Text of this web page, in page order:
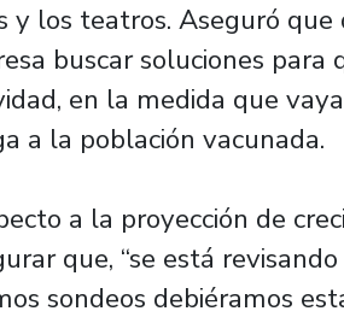
y los teatros. Aseguró
buscar soluciones
en la medida que
a la población vacunada.
a la proyección de
que, “se está
sondeos debiéramos